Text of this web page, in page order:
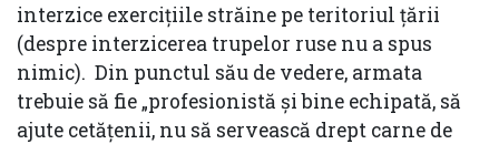
interzice exercițiile străine pe teritoriul țării
(despre interzicerea trupelor ruse nu a spus
nimic). Din punctul său de vedere, armata
trebuie să fie „profesionistă și bine echipată, să
ajute cetățenii, nu să servească drept carne de